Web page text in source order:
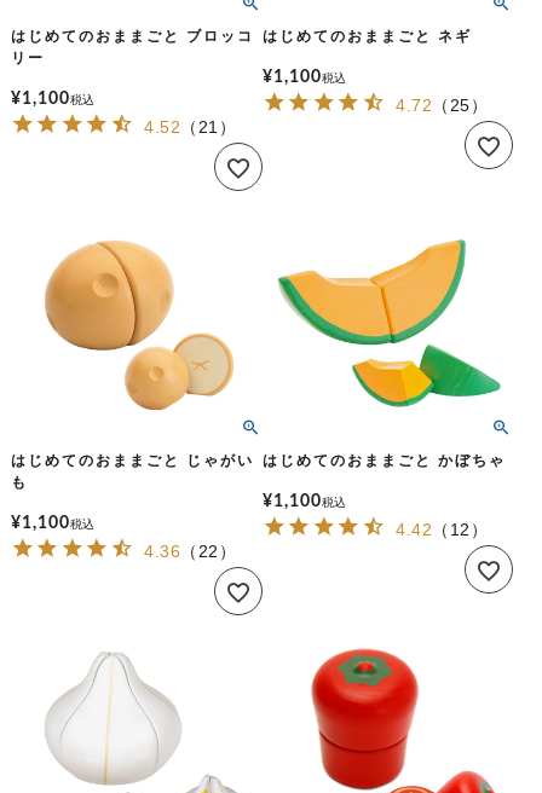
はじめてのおままごと ブロッコ
リー
¥1,100税込
4.52 （ 21 ）
はじめてのおままごと ネギ
¥1,100税込
4.72 （ 25）
はじめてのおままごと じゃがい
も
¥1,100税込
4.36 （22 ）
はじめてのおままごと かぼちゃ
¥1,100税込
4.42 （ 12 ）